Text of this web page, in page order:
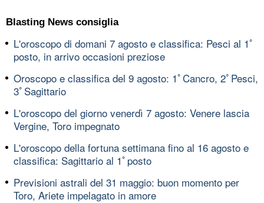
Blasting News consiglia
L'oroscopo di domani 7 agosto e classifica: Pesci al 1ﾟ
posto, in arrivo occasioni preziose
Oroscopo e classifica del 9 agosto: 1ﾟCancro, 2ﾟPesci,
3ﾟSagittario
L'oroscopo del giorno venerdì 7 agosto: Venere lascia
Vergine, Toro impegnato
L'oroscopo della fortuna settimana fino al 16 agosto e
classifica: Sagittario al 1ﾟposto
Previsioni astrali del 31 maggio: buon momento per
Toro, Ariete impelagato in amore